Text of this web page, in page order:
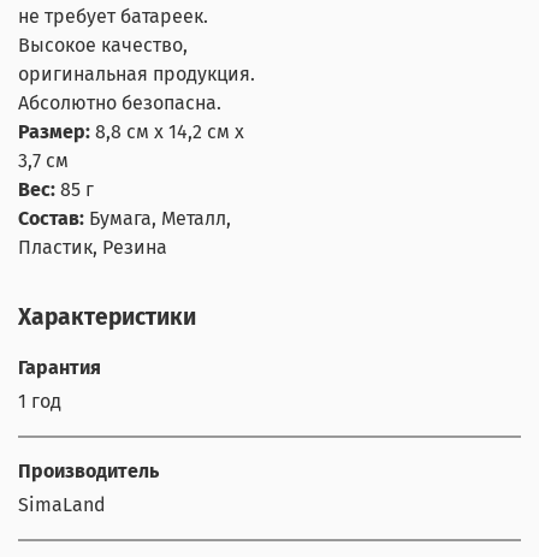
не требует батареек.
Высокое качество,
оригинальная продукция.
Абсолютно безопасна.
Размер: 8,8 см х 14,2 см х
3,7 см
Вес: 85 г
Состав: Бумага, Металл,
Пластик, Резина
Характеристики
Гарантия
1 год
Производитель
SimaLand